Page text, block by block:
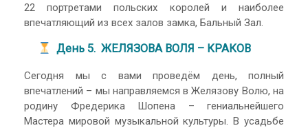
22 портретами польских королей и наиболее
впечатляющий из всех залов замка, Бальный Зал.
День 5. ЖЕЛЯЗОВА ВОЛЯ – КРАКОВ
Сегодня мы с вами проведём день, полный
впечатлений – мы направляемся в Желязову Волю, на
родину Фредерика Шопена – гениальнейшего
Мастера мировой музыкальной культуры. В усадьбе